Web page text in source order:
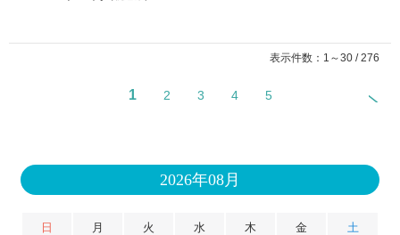
表示件数：1～30 / 276
1 2 3 4 5
2026年08月
日 月 火 水 木 金 土